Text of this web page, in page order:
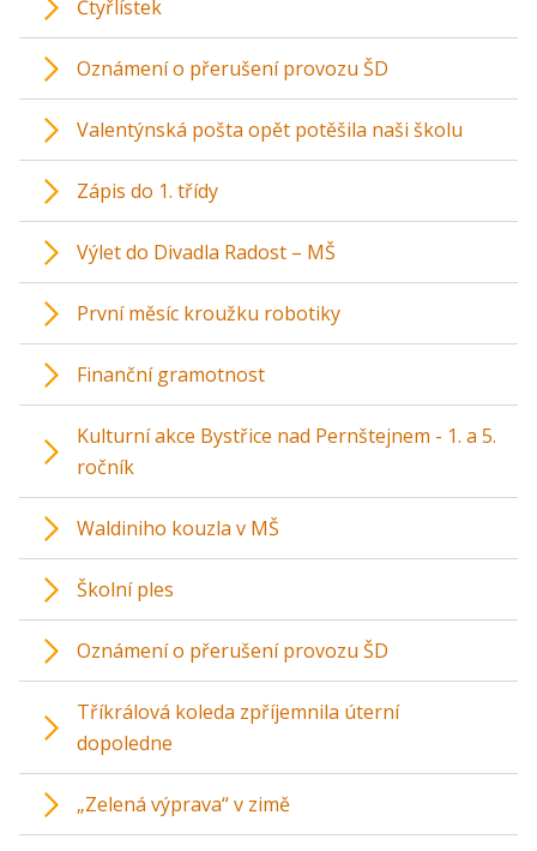
Čtyřlístek
Oznámení o přerušení provozu ŠD
Valentýnská pošta opět potěšila naši školu
Zápis do 1. třídy
Výlet do Divadla Radost – MŠ
První měsíc kroužku robotiky
Finanční gramotnost
Kulturní akce Bystřice nad Pernštejnem - 1. a 5.
ročník
Waldiniho kouzla v MŠ
Školní ples
Oznámení o přerušení provozu ŠD
Tříkrálová koleda zpříjemnila úterní
dopoledne
„Zelená výprava“ v zimě